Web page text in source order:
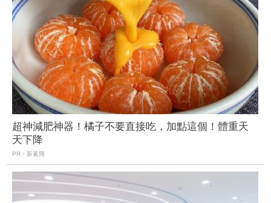
超神減肥神器！橘子不要直接吃，加點這個！體重天
天下降
PR・新素簡